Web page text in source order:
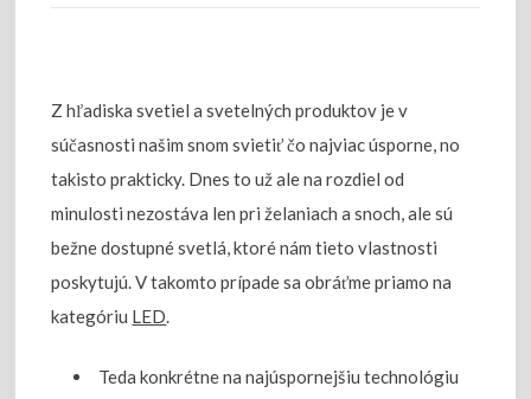
Z hľadiska svetiel a svetelných produktov je v
súčasnosti našim snom svietiť čo najviac úsporne, no
takisto prakticky. Dnes to už ale na rozdiel od
minulosti nezostáva len pri želaniach a snoch, ale sú
bežne dostupné svetlá, ktoré nám tieto vlastnosti
poskytujú. V takomto prípade sa obráťme priamo na
kategóriu LED.
Teda konkrétne na najúspornejšiu technológiu